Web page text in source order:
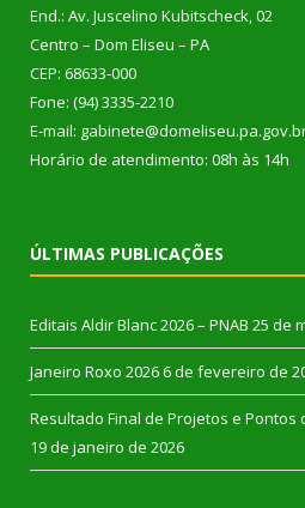
End.: Av. Juscelino Kubitscheck, 02
Centro – Dom Eliseu – PA
CEP: 68633-000
Fone: (94) 3335-2210
E-mail:
Horário de atendimento: 08h às 14h
ÚLTIMAS PUBLICAÇÕES
Editais Aldir Blanc 2026 – PNAB 25 de
Janeiro Roxo 2026 6 de fevereiro de
Resultado Final de Projetos e Pontos
19 de janeiro de 2026